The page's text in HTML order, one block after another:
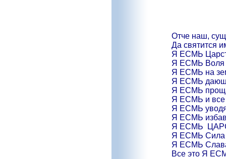
Отче наш,
Да святится
Я ЕСМЬ
Я ЕСМЬ Воля
Я ЕСМЬ на
Я ЕСМЬ
Я ЕСМЬ
Я ЕСМЬ и
Я ЕСМЬ
Я ЕСМЬ
Я ЕСМЬ
Я ЕСМЬ Сила
Я ЕСМЬ
Все это Я